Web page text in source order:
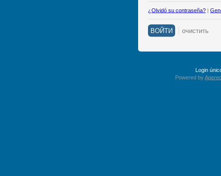
¿Olvidó su contraseña? |
Login
Powered by